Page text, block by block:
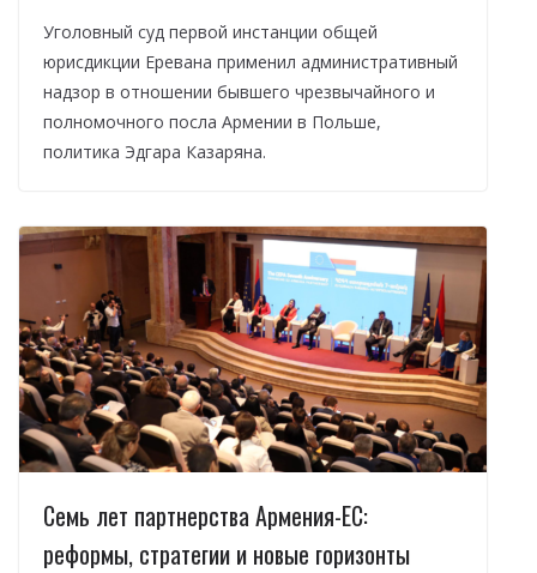
Уголовный суд первой инстанции общей
юрисдикции Еревана применил административный
надзор в отношении бывшего чрезвычайного и
полномочного посла Армении в Польше,
политика Эдгара Казаряна.
Семь лет партнерства Армения-ЕС:
реформы, стратегии и новые горизонты